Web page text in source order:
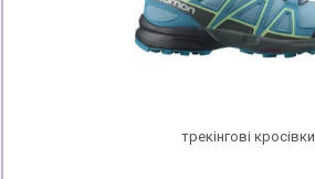
трекінгові кросівки